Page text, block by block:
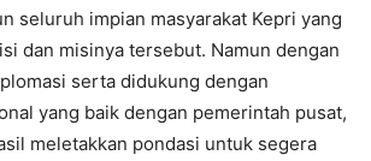
seluruh impian masyarakat Kepri yang
dan misinya tersebut. Namun dengan
serta didukung dengan
yang baik dengan pemerintah pusat,
meletakkan pondasi untuk segera